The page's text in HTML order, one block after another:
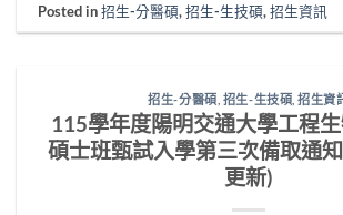
Posted in招生-分醫碩,招生-生技碩,招生資訊
招生-分醫碩 招生-生技碩 ,招生資
115學年度陽明交通大學工程
碩士班甄試入學第三次備取通
更新)